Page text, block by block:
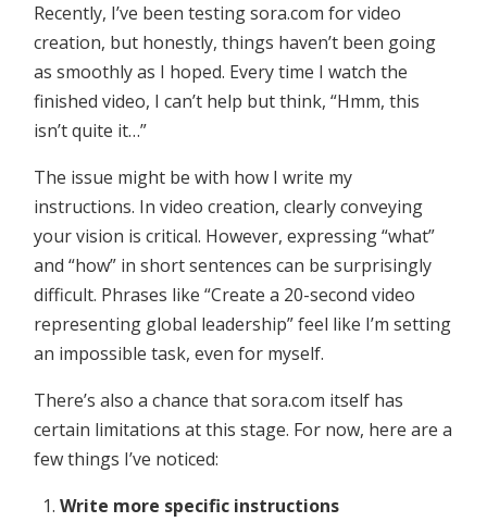
Recently, I’ve been testing sora.com for video
creation, but honestly, things haven’t been going
as smoothly as I hoped. Every time I watch the
finished video, I can’t help but think, “Hmm, this
isn’t quite it…”
The issue might be with how I write my
instructions. In video creation, clearly conveying
your vision is critical. However, expressing “what”
and “how” in short sentences can be surprisingly
difficult. Phrases like “Create a 20-second video
representing global leadership” feel like I’m setting
an impossible task, even for myself.
There’s also a chance that sora.com itself has
certain limitations at this stage. For now, here are a
few things I’ve noticed:
Write more specific instructions